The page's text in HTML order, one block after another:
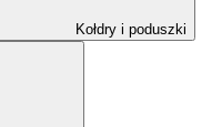
Kołdry i poduszki